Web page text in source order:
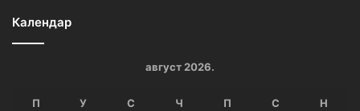
Календар
август 2026.
П У С Ч П С Н